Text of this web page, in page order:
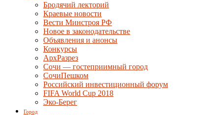
Бродячий лекторий
Краевые новости
Вести Минстроя РФ
Новое в законодательстве
Объявления и анонсы
Конкурсы
АрхРазрез
Сочи — гостеприимный город
СочиПешком
Российский инвестиционный форум
FIFA World Cup 2018
Эко-Берег
Город